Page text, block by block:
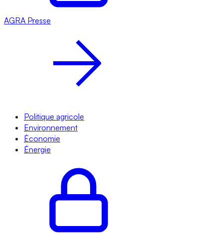
AGRA Presse
Politique agricole
Environnement
Économie
Énergie